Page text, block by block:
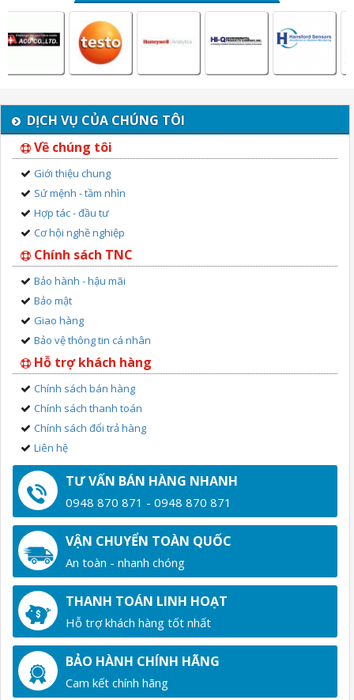
DỊCH VỤ CỦA CHÚNG TÔI
Về chúng tôi
Giới thiệu chung
Sứ mệnh - tầm nhìn
Hợp tác - đầu tư
Cơ hội nghề nghiệp
Chính sách TNC
Bảo hành - hậu mãi
Bảo mật
Giao hàng
Bảo vệ thông tin cá nhân
Hỗ trợ khách hàng
Chính sách bán hàng
Chính sách thanh toán
Chính sách đổi trả hàng
Liên hệ
TƯ VẤN BÁN HÀNG NHANH
0948 870 871 - 0948 870 871
VẬN CHUYỂN TOÀN QUỐC
An toàn - nhanh chóng
THANH TOÁN LINH HOẠT
Hỗ trợ khách hàng tốt nhất
BẢO HÀNH CHÍNH HÃNG
Cam kết chính hãng